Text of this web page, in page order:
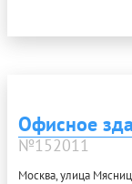
Офисное
№152011
Москва, улица